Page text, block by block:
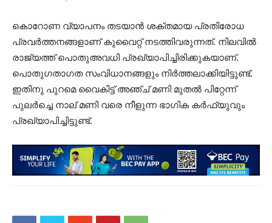
കൊറോണ വ്യാപനം തടയാൻ ശക്തമായ പ്രതിരോധ
പ്രവർത്തനങ്ങളാണ് കുവൈറ്റ് നടത്തിവരുന്നത്. നിലവിൽ
രാജ്യത്ത് പൊതുഅവധി പ്രഖ്യാപിച്ചിരിക്കുകയാണ്.
പൊതുഗതാഗത സംവിധാനങ്ങളും നിർത്തലാക്കിയിട്ടുണ്ട്.
ഇതിനു പുറമെ വൈകിട്ട് അഞ്ച് മണി മുതൽ പിറ്റേന്ന്
പുലർച്ചെ നാല് മണി വരെ നീളുന്ന ഭാഗിക കര്‍ഫ്യുവും
പ്രഖ്യാപിച്ചിട്ടുണ്ട്.